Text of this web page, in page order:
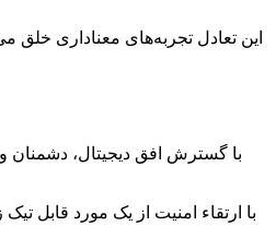
این تعادل تجربه‌های معناداری
با گسترش افق دیجیتال، دشمنان
با ارتقاء امنیت از یک مورد قابل